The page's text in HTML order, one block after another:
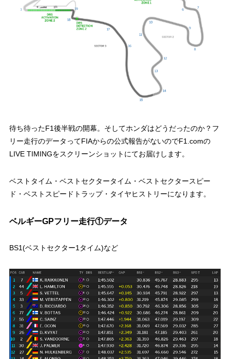
待ち待ったF1後半戦の開幕。そしてホンダはどうだったのか？フ
リー走行のデータってFIAからの公式報告がないのでF1.comの
LIVE TIMINGをスクリーンショットにてお届けします。
ベストタイム・ベストセクタータイム・ベストセクタースピー
ド・ベストスピードトラップ・タイヤヒストリーになります。
ベルギーGPフリー走行①データ
BS1(ベストセクター1タイム)など